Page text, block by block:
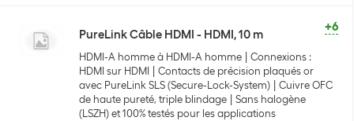
+6
PureLink Câble HDMI - HDMI, 10 m
HDMI-A homme à HDMI-A homme
Connexions :
HDMI sur HDMI
Contacts de précision plaqués or
avec PureLink SLS (Secure-Lock-System)
Cuivre OFC
de haute pureté, triple blindage
Sans halogène
(LSZH) et 100% testés pour les applications